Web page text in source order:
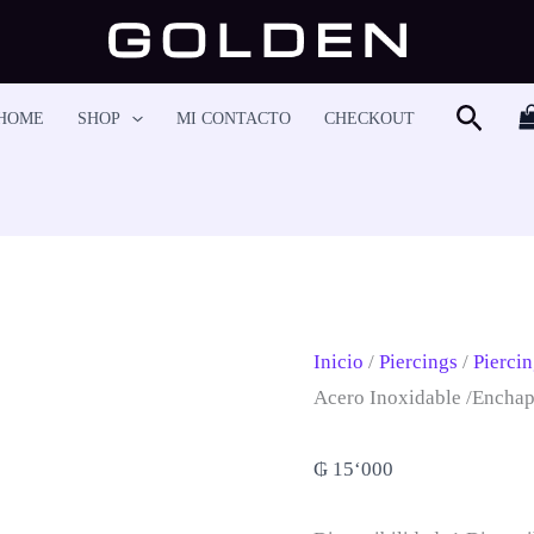
SHOP MI CONTACTO CHECKOUT
Inicio / Piercings /
Acero Inoxidable /
₲15‘000
Helix
-
HS6346